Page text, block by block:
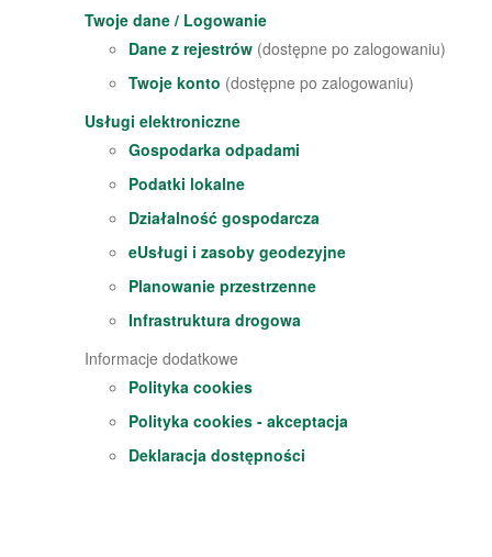
Twoje dane / Logowanie
Dane z rejestrów (dostępne po zalogowaniu)
Twoje konto (dostępne po zalogowaniu)
Usługi elektroniczne
Gospodarka odpadami
Podatki lokalne
Działalność gospodarcza
eUsługi i zasoby geodezyjne
Planowanie przestrzenne
Infrastruktura drogowa
Informacje dodatkowe
Polityka cookies
Polityka cookies - akceptacja
Deklaracja dostępności